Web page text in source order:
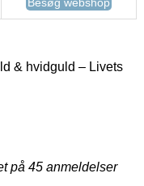
& hvidguld – Livets
på 45 anmeldelser